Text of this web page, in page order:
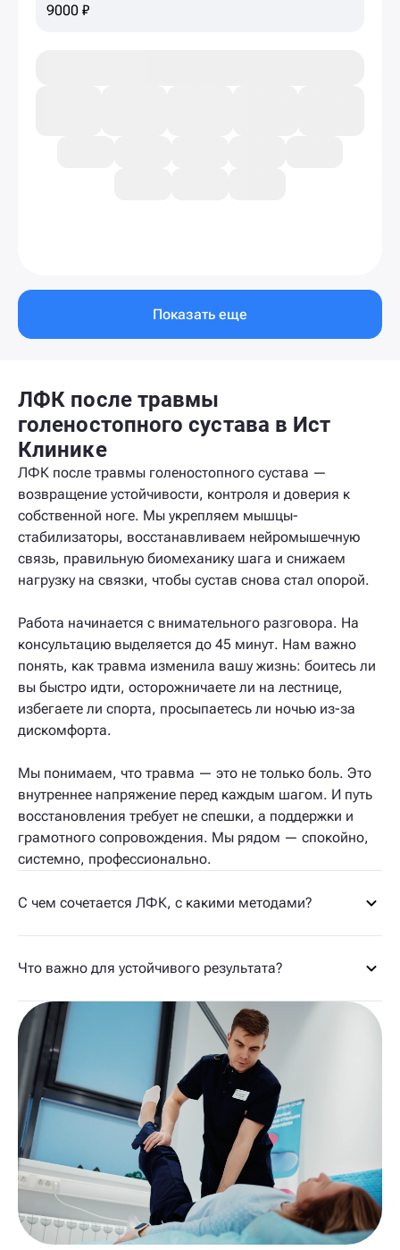
9000 ₽
Показать еще
ЛФК после травмы
голеностопного сустава в Ист
Клинике
ЛФК после травмы голеностопного сустава —
возвращение устойчивости, контроля и доверия к
собственной ноге. Мы укрепляем мышцы-
стабилизаторы, восстанавливаем нейромышечную
связь, правильную биомеханику шага и снижаем
нагрузку на связки, чтобы сустав снова стал опорой.
Работа начинается с внимательного разговора. На
консультацию выделяется до 45 минут. Нам важно
понять, как травма изменила вашу жизнь: боитесь ли
вы быстро идти, осторожничаете ли на лестнице,
избегаете ли спорта, просыпаетесь ли ночью из-за
дискомфорта.
Мы понимаем, что травма — это не только боль. Это
внутреннее напряжение перед каждым шагом. И путь
восстановления требует не спешки, а поддержки и
грамотного сопровождения. Мы рядом — спокойно,
системно, профессионально.
С чем сочетается ЛФК, с какими методами?
Что важно для устойчивого результата?